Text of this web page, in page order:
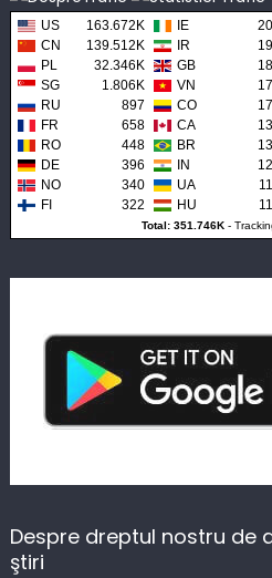
US 163.672K IE
CN
139.512K IR
PL
32.346K GB
SG
1.806K VN
RU
897 CO
FR
658 CA
RO
448 BR
DE
396 IN
NO
340 UA
FI
322 HU
Total: 351.746K-
Despre dreptul nostru de
ştiri